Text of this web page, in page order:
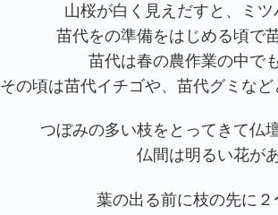
山桜が白く見えだすと、ミツ
苗代をの準備をはじめる頃で
苗代は春の農作業の中で
その頃は苗代イチゴや、苗代グミなど
つぼみの多い枝をとってきて仏
仏間は明るい花が
葉の出る前に枝の先に２